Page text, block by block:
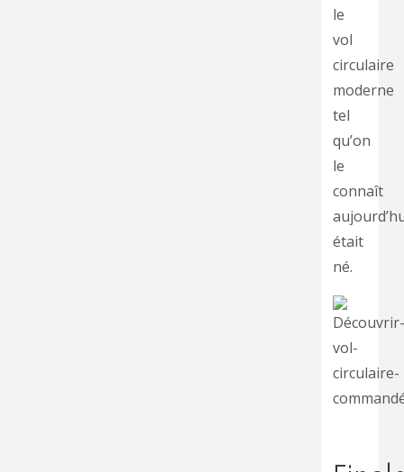
le
vol
circulaire
moderne
tel
qu’on
le
connaît
était
né.